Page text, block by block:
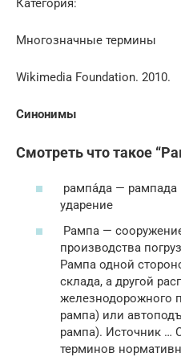
Многозначные термины
Wikimedia Foundation. 2010.
Синонимы
Смотреть что такое
рампа́да — рампада
ударение
Рампа —
производства
Рампа одной
склада, а другой
железнодорожного
рампа) или
рампа). Источник …
терминов